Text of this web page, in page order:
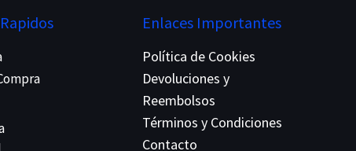
Enlaces Importantes
Política de Cookies
Devoluciones y
Reembolsos
Términos y Condiciones
Contacto